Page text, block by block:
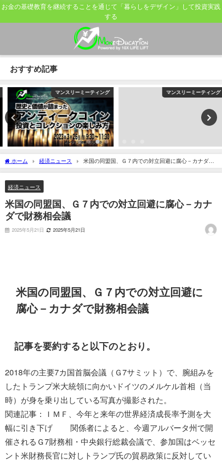
お金の基礎教育を継続することを通じて「暮らしをデザイン」して投資実践
する
おすすめ記事
マンスリーミーティング マンスリーミーティング
ホーム 経済ニュース
米国の同盟国、Ｇ７内での対立回避に腐心－カナダで
財務相会議
経済ニュース
米国の同盟国、Ｇ７内での対立回避に腐心－カナ
ダで財務相会議
2025年5月21日 2025年5月21日
米国の同盟国、Ｇ７内での対立回避に
腐心－カナダで財務相会議
記事を要約すると以下のとおり。
2018年の主要7カ国首脳会議（Ｇ7サミット）で、腕組みを
したトランプ米大統領に向かいドイツのメルケル首相（当
時）が身を乗り出している写真が撮影された。
関連記事：ＩＭＦ、今年と来年の世界経済成長率予測を大
幅に引き下げ 関係者によると、今週アルバータ州で開
催されるＧ7財務相・中央銀行総裁会議で、参加国はベッセ
ント米財務長官に対しトランプ氏の貿易政策に反対してい